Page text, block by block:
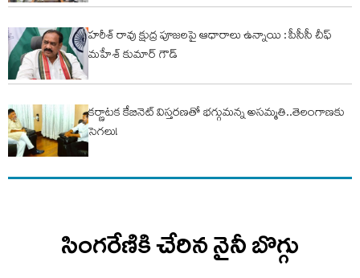
హరీశ్ రావు క్షుద్ర పూజలపై ఆధారాలు ఉన్నాయి : పీసీసీ చీఫ్
మహేశ్ కుమార్ గౌడ్
కర్ణాటక కేబినెట్ విస్తరణతో భగ్గుమన్న అసమ్మతి..తెలంగాణకు
సెగలు!
సింగరేణికి చేరిన నైనీ బొగ్గు